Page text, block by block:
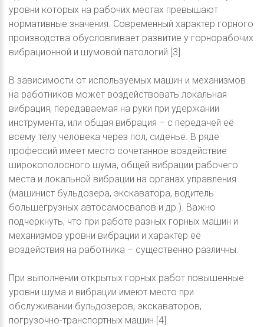
уровни которых на рабочих местах превышают
нормативные значения. Современный характер горного
производства обусловливает развитие у горнорабочих
вибрационной и шумовой патологий [3].
В зависимости от используемых машин и механизмов
на работников может воздействовать локальная
вибрация, передаваемая на руки при удержании
инструмента, или общая вибрация – с передачей её
всему телу человека через пол, сиденье. В ряде
профессий имеет место сочетанное воздействие
широкополосного шума, общей вибрации рабочего
места и локальной вибрации на органах управления
(машинист бульдозера, экскаватора, водитель
большегрузных автосамосвалов и др.). Важно
подчеркнуть, что при работе разных горных машин и
механизмов уровни вибрации и характер её
воздействия на работника – существенно различны.
При выполнении открытых горных работ повышенные
уровни шума и вибрации имеют место при
обслуживании бульдозеров, экскаваторов,
погрузочно-транспортных машин [4].